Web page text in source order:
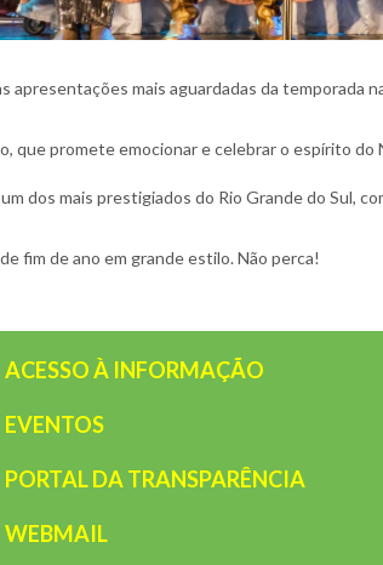
apresentações mais aguardadas da temporada
promete emocionar e celebrar o espírito do
dos mais prestigiados do Rio Grande do Sul,
fim de ano em grande estilo. Não perca!
ACESSO À INFORMAÇÃO
EVENTOS
PORTAL DA TRANSPARÊNCIA
WEBMAIL